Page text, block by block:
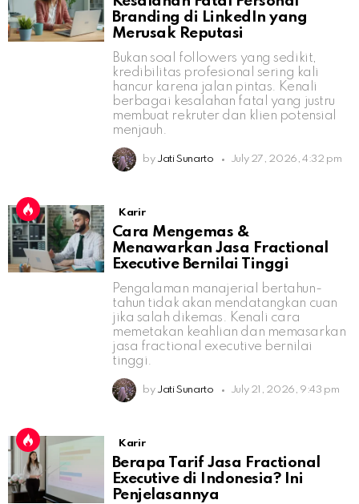
Branding di LinkedIn yang
Merusak Reputasi
Bukan soal followers yang sedikit,
kredibilitas profesional sering kali
hancur karena jalan pintas. Kenali
berbagai kesalahan fatal yang justru
membuat rekruter dan klien potensial
menjauh.
by Jati Sunarto July 27, 2026, 4:32 pm
Karir
Cara Mengemas &
Menawarkan Jasa Fractional
Executive Bernilai Tinggi
Pengalaman manajerial bertahun-
tahun tidak akan mendatangkan cuan
jika salah dikemas. Kenali cara
memetakan keahlian dan memasarkan
jasa fractional executive bernilai
tinggi.
by Jati Sunarto July 21, 2026, 9:43 pm
Karir
Berapa Tarif Jasa Fractional
Executive di Indonesia? Ini
Penjelasannya